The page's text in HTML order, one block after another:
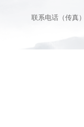
联系电话（传真